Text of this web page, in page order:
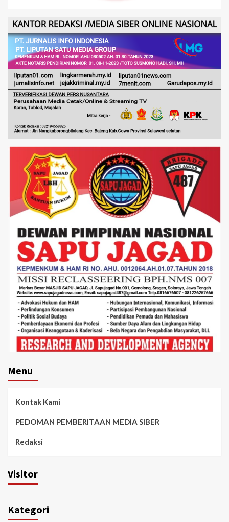
Menu
Kontak Kami
PEDOMAN PEMBERITAAN MEDIA SIBER
Redaksi
Visitor
Kategori